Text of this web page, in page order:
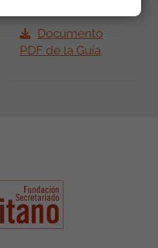
Documento
PDF de la Guía